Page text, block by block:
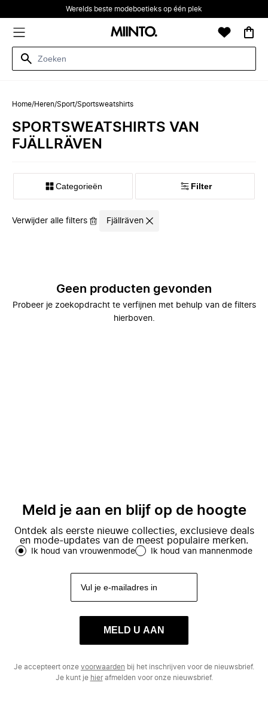
Werelds beste modeboetieks op één plek
Home/Heren/Sport/Sportsweatshirts
SPORTSWEATSHIRTS VAN
FJÄLLRÄVEN
Categorieën Filter
Verwijder alle filters Fjällräven
Geen producten gevonden
Probeer je zoekopdracht te verfijnen met behulp van de filters
hierboven.
Meld je aan en blijf op de hoogte
Ontdek als eerste nieuwe collecties, exclusieve deals
en mode-updates van de meest populaire merken.
Ik houd van vrouwenmode Ik houd van mannenmode
MELD U AAN
Je accepteert onze voorwaarden bij het inschrijven voor de nieuwsbrief.
Je kunt je hierafmelden voor onze nieuwsbrief.